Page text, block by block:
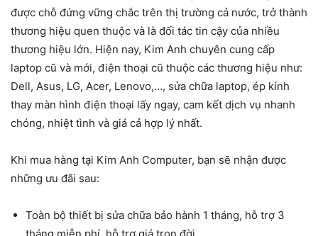
được chỗ đứng vững chắc trên thị trường cả nước, trở thành
thương hiệu quen thuộc và là đối tác tin cậy của nhiều
thương hiệu lớn. Hiện nay, Kim Anh chuyên cung cấp
laptop cũ và mới, điện thoại cũ thuộc các thương hiệu như:
Dell, Asus, LG, Acer, Lenovo,…, sửa chữa laptop, ép kính
thay màn hình điện thoại lấy ngay, cam kết dịch vụ nhanh
chóng, nhiệt tình và giá cả hợp lý nhất.
Khi mua hàng tại Kim Anh Computer, bạn sẽ nhận được
những ưu đãi sau:
Toàn bộ thiết bị sửa chữa bảo hành 1 tháng, hỗ trợ 3